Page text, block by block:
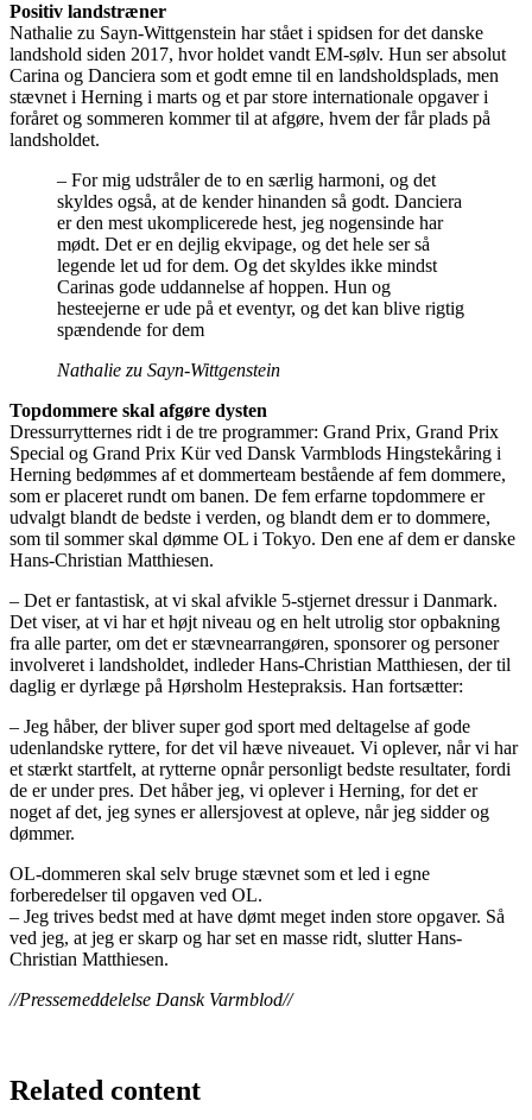
Positiv landstræner
Nathalie zu Sayn-Wittgenstein har stået i spidsen for det danske
landshold siden 2017, hvor holdet vandt EM-sølv. Hun ser absolut
Carina og Danciera som et godt emne til en landsholdsplads, men
stævnet i Herning i marts og et par store internationale opgaver i
foråret og sommeren kommer til at afgøre, hvem der får plads på
landsholdet.
– For mig udstråler de to en særlig harmoni, og det
skyldes også, at de kender hinanden så godt. Danciera
er den mest ukomplicerede hest, jeg nogensinde har
mødt. Det er en dejlig ekvipage, og det hele ser så
legende let ud for dem. Og det skyldes ikke mindst
Carinas gode uddannelse af hoppen. Hun og
hesteejerne er ude på et eventyr, og det kan blive rigtig
spændende for dem
Nathalie zu Sayn-Wittgenstein
Topdommere skal afgøre dysten
Dressurrytternes ridt i de tre programmer: Grand Prix, Grand Prix
Special og Grand Prix Kür ved Dansk Varmblods Hingstekåring i
Herning bedømmes af et dommerteam bestående af fem dommere,
som er placeret rundt om banen. De fem erfarne topdommere er
udvalgt blandt de bedste i verden, og blandt dem er to dommere,
som til sommer skal dømme OL i Tokyo. Den ene af dem er danske
Hans-Christian Matthiesen.
– Det er fantastisk, at vi skal afvikle 5-stjernet dressur i Danmark.
Det viser, at vi har et højt niveau og en helt utrolig stor opbakning
fra alle parter, om det er stævnearrangøren, sponsorer og personer
involveret i landsholdet, indleder Hans-Christian Matthiesen, der til
daglig er dyrlæge på Hørsholm Hestepraksis. Han fortsætter:
– Jeg håber, der bliver super god sport med deltagelse af gode
udenlandske ryttere, for det vil hæve niveauet. Vi oplever, når vi har
et stærkt startfelt, at rytterne opnår personligt bedste resultater, fordi
de er under pres. Det håber jeg, vi oplever i Herning, for det er
noget af det, jeg synes er allersjovest at opleve, når jeg sidder og
dømmer.
OL-dommeren skal selv bruge stævnet som et led i egne
forberedelser til opgaven ved OL.
– Jeg trives bedst med at have dømt meget inden store opgaver. Så
ved jeg, at jeg er skarp og har set en masse ridt, slutter Hans-
Christian Matthiesen.
//Pressemeddelelse Dansk Varmblod//
Related content